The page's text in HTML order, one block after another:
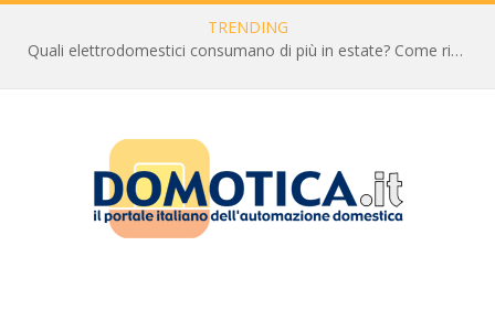
TRENDING
Quali elettrodomestici consumano di più in estate? Come ridurre la bolletta